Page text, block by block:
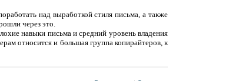
над выработкой стиля письма, а также
через это.
навыки письма и средний уровень владения
относится и большая группа копирайтеров, к